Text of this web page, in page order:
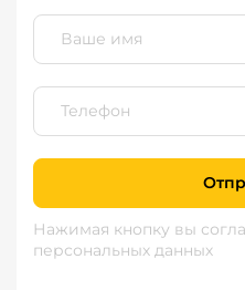
Нажимая кнопку вы
персональных данных